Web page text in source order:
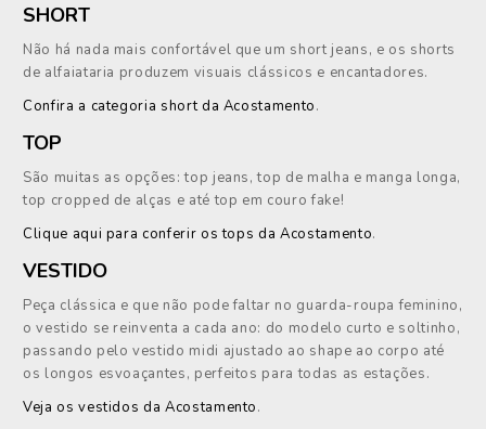
SHORT
Não há nada mais confortável que um short jeans, e os shorts
de alfaiataria produzem visuais clássicos e encantadores.
Confira a categoria short da Acostamento.
TOP
São muitas as opções: top jeans, top de malha e manga longa,
top cropped de alças e até top em couro fake!
Clique aqui para conferir os tops da Acostamento.
VESTIDO
Peça clássica e que não pode faltar no guarda-roupa feminino,
o vestido se reinventa a cada ano: do modelo curto e soltinho,
passando pelo vestido midi ajustado ao shape ao corpo até
os longos esvoaçantes, perfeitos para todas as estações.
Veja os vestidos da Acostamento.